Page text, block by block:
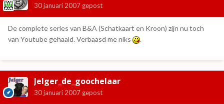
30 januari 2007 gepost
De complete series van B&A (Schatkaart en Kroon) zijn nu toch
van Youtube gehaald. Verbaasd me niks
.
Jelger_de_goochelaar
30 januari 2007 gepost